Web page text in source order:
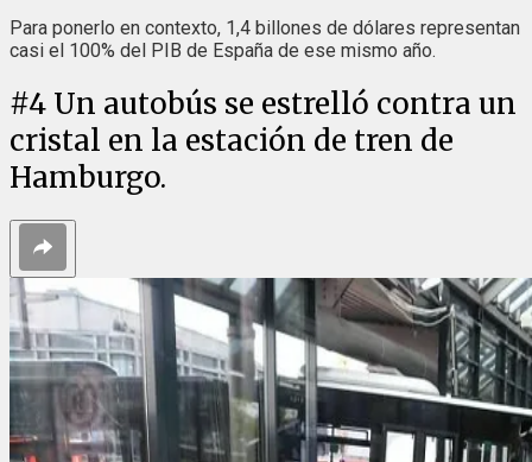
Para ponerlo en contexto, 1,4 billones de dólares representan
casi el 100% del PIB de España de ese mismo año.
#4 Un autobús se estrelló contra un
cristal en la estación de tren de
Hamburgo.